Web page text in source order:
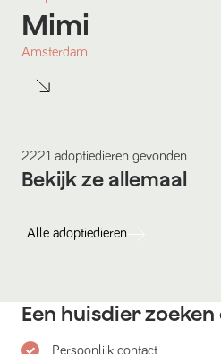
Mimi
Amsterdam
2221 adoptiedieren gevonden
Bekijk ze allemaal
Alle adoptiedieren
Een huisdier
Persoonlijk contact